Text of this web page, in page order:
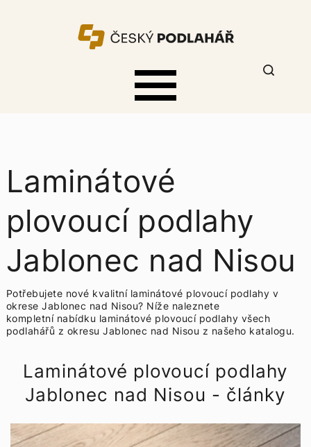
Laminátové
plovoucí podlahy
Jablonec nad Nisou
Potřebujete nové kvalitní laminátové plovoucí podlahy v
okrese Jablonec nad Nisou? Níže naleznete
kompletní nabídku laminátové plovoucí podlahy všech
podlahářů z okresu Jablonec nad Nisou z našeho katalogu.
Laminátové plovoucí podlahy
Jablonec nad Nisou - články